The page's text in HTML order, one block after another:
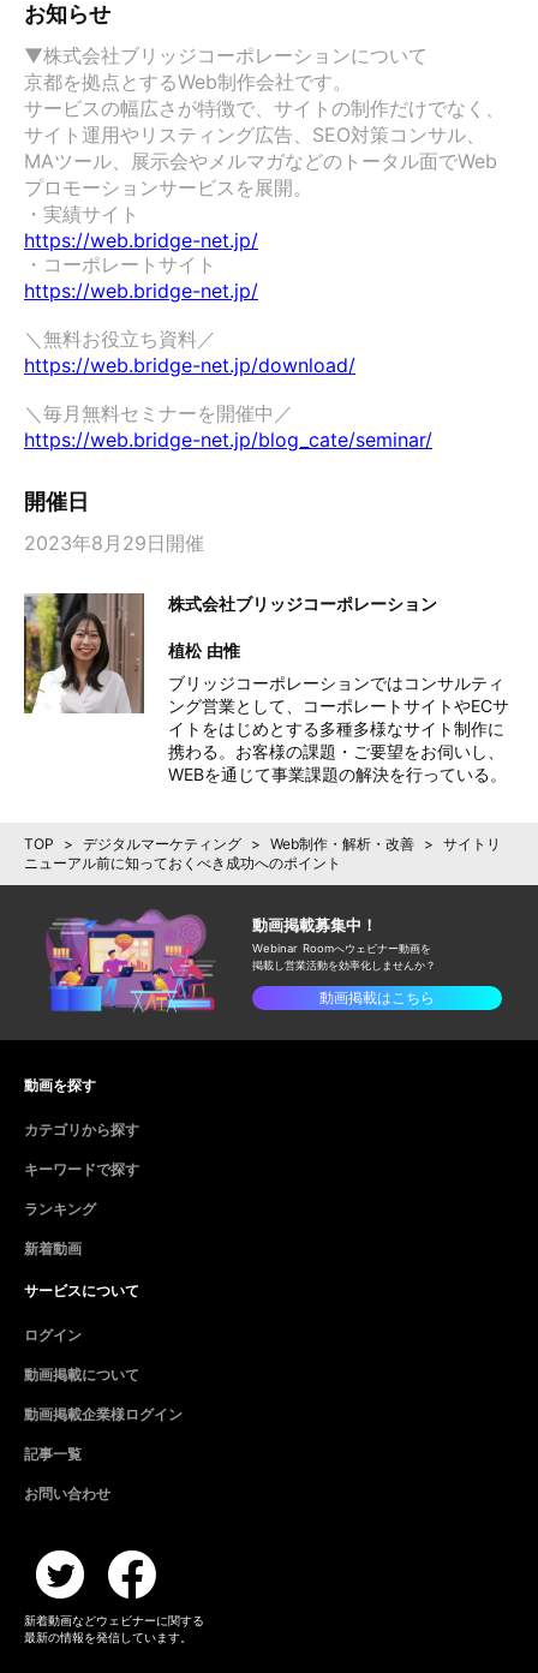
お知らせ
▼株式会社ブリッジコーポレーションについて
京都を拠点とするWeb制作会社です。
サービスの幅広さが特徴で、サイトの制作だけでなく、
サイト運用やリスティング広告、SEO対策コンサル、
MAツール、展示会やメルマガなどのトータル面でWeb
プロモーションサービスを展開。
https://web.bridge-net.jp/
https://web.bridge-net.jp/
https://web.bridge-net.jp/download/
https://web.bridge-net.jp/blog_cate/seminar/
開催日
2023年8月29日開催
株式会社ブリッジコーポレーション
植松 由惟
ブリッジコーポレーションではコンサルティ
ング営業として、コーポレートサイトやECサ
イトをはじめとする多種多様なサイト制作に
携わる。お客様の課題・ご要望をお伺いし、
WEBを通じて事業課題の解決を行っている。
TOP > デジタルマーケティング > Web制作・解析・改善 > サイトリ
ニューアル前に知っておくべき成功へのポイント
動画掲載募集中！
Webinar Roomへウェビナー動画を
掲載し営業活動を効率化しませんか？
動画掲載はこちら
動画を探す
カテゴリから探す
キーワードで探す
ランキング
新着動画
サービスについて
ログイン
動画掲載について
動画掲載企業様ログイン
記事一覧
お問い合わせ
新着動画などウェビナーに関する
最新の情報を発信しています。